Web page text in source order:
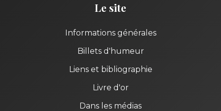
Le site
Informations générales
Billets d'humeur
Liens et bibliographie
Livre d'or
Dans les médias